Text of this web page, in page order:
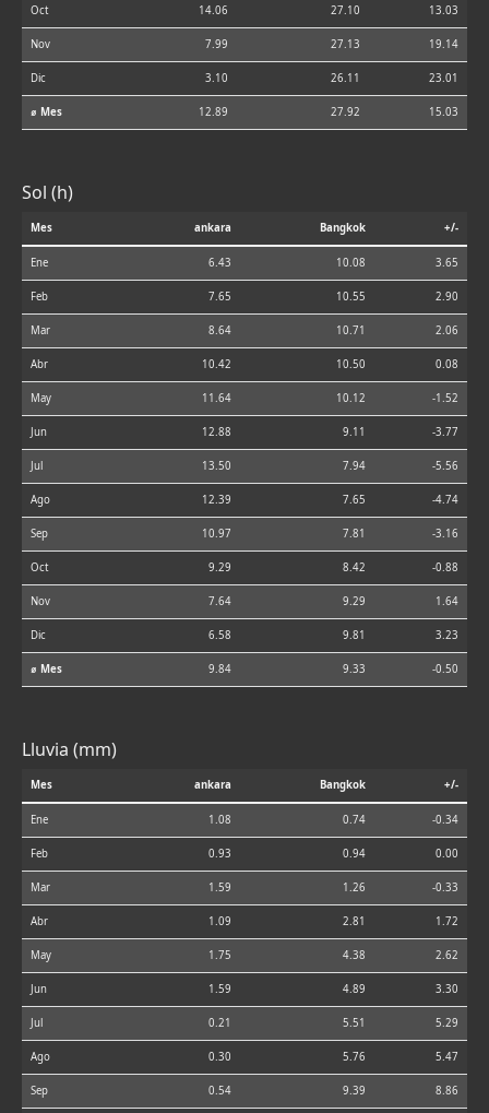
Oct 14.06 27.10 13.03
Nov 7.99 27.13 19.14
Dic 3.10 26.11 23.01
⌀ Mes 12.89 27.92 15.03
Sol (h)
Mes ankara Bangkok +/-
Ene 6.43 10.08 3.65
Feb 7.65 10.55 2.90
Mar 8.64 10.71 2.06
Abr 10.42 10.50 0.08
May 11.64 10.12 -1.52
Jun 12.88 9.11 -3.77
Jul 13.50 7.94 -5.56
Ago 12.39 7.65 -4.74
Sep 10.97 7.81 -3.16
Oct 9.29 8.42 -0.88
Nov 7.64 9.29 1.64
Dic 6.58 9.81 3.23
⌀ Mes 9.84 9.33 -0.50
Lluvia (mm)
Mes ankara Bangkok +/-
Ene 1.08 0.74 -0.34
Feb 0.93 0.94 0.00
Mar 1.59 1.26 -0.33
Abr 1.09 2.81 1.72
May 1.75 4.38 2.62
Jun 1.59 4.89 3.30
Jul 0.21 5.51 5.29
Ago 0.30 5.76 5.47
Sep 0.54 9.39 8.86